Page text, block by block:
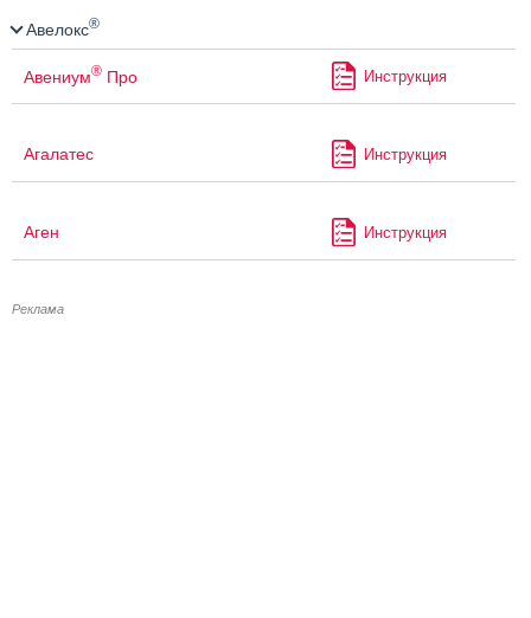
Авелокс®
Авениум® Про Инструкция
Агалатес Инструкция
Аген Инструкция
Реклама